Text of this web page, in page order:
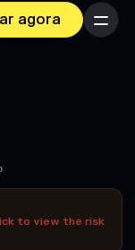
agora Menu
to view the risk